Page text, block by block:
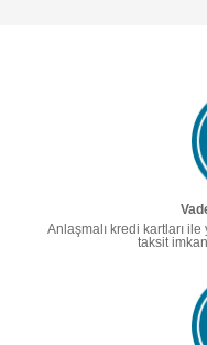
Anlaşmalı kredi kartları ile
taksit